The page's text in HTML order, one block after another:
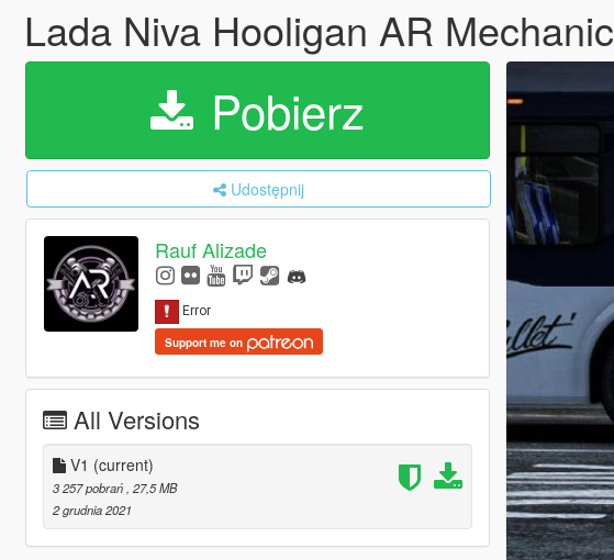
Lada Niva Hooligan AR Mechanic
Pobierz
Udostępnij
Rauf Alizade
Support me on
All Versions
V1 (current)
3 257 pobrań , 27,5 MB
2 grudnia 2021